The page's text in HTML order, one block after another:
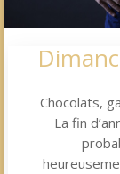
Chocolats,
La fin